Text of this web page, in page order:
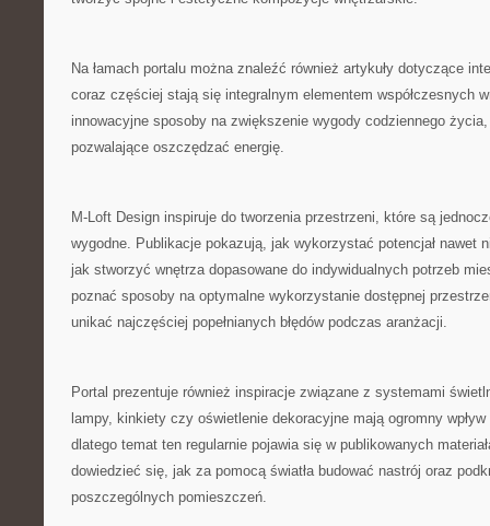
Na łamach portalu można znaleźć również artykuły dotyczące
coraz częściej stają się integralnym elementem współczesnych
innowacyjne sposoby na zwiększenie wygody codziennego
pozwalające oszczędzać energię.
M-Loft Design inspiruje do tworzenia przestrzeni, które są
wygodne. Publikacje pokazują, jak wykorzystać potencjał nawet
jak stworzyć wnętrza dopasowane do indywidualnych potrzeb
poznać sposoby na optymalne wykorzystanie dostępnej
unikać najczęściej popełnianych błędów podczas aranżacji.
Portal prezentuje również inspiracje związane z systemami
lampy, kinkiety czy oświetlenie dekoracyjne mają ogromny wpływ
dlatego temat ten regularnie pojawia się w publikowanych
dowiedzieć się, jak za pomocą światła budować nastrój oraz
poszczególnych pomieszczeń.